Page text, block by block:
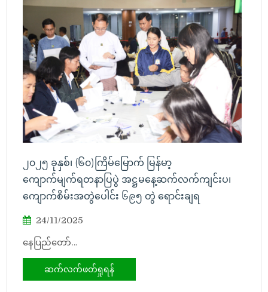
၂၀၂၅ ခုနှစ်၊ (၆၀)ကြိမ်မြောက် မြန်မာ့
ကျောက်မျက်ရတနာပြပွဲ အဋ္ဌမနေ့ဆက်လက်ကျင်းပ၊
ကျောက်စိမ်းအတွဲပေါင်း ၆၉၅ တွဲ ရောင်းချရ
24/11/2025
နေပြည်တော်…
ဆက်လက်ဖတ်ရှုရန်